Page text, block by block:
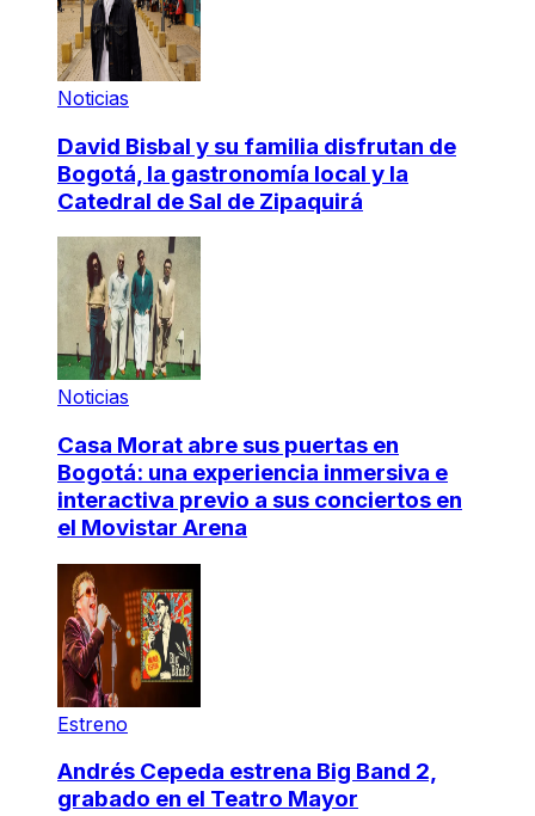
Noticias
David Bisbal y su familia disfrutan de
Bogotá, la gastronomía local y la
Catedral de Sal de Zipaquirá
Noticias
Casa Morat abre sus puertas en
Bogotá: una experiencia inmersiva e
interactiva previo a sus conciertos en
el Movistar Arena
Estreno
Andrés Cepeda estrena Big Band 2,
grabado en el Teatro Mayor